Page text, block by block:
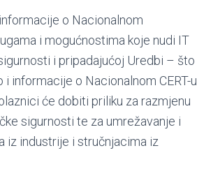
o Nacionalnom
i mogućnostima koje nudi IT
i pripadajućoj Uredbi – što
informacije o Nacionalnom CERT-u
će dobiti priliku za razmjenu
sigurnosti te za umrežavanje i
iz industrije i stručnjacima iz